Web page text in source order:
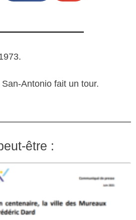
Antonio fait un tour.
être :